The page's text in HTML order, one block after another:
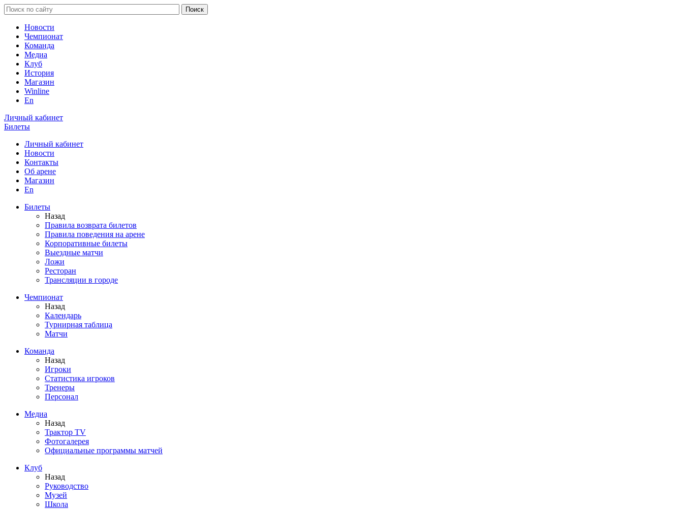
Новости
Чемпионат
Команда
Медиа
Клуб
История
Магазин
Winline
En
Личный кабинет
Билеты
Личный кабинет
Новости
Контакты
Об арене
Магазин
En
Билеты
Назад
Правила возврата билетов
Правила поведения на арене
Корпоративные билеты
Выездные матчи
Ложи
Ресторан
Трансляции в городе
Чемпионат
Назад
Календарь
Турнирная таблица
Матчи
Команда
Назад
Игроки
Статистика игроков
Тренеры
Персонал
Медиа
Назад
Трактор TV
Фотогалерея
Официальные программы матчей
Клуб
Назад
Руководство
Музей
Школа